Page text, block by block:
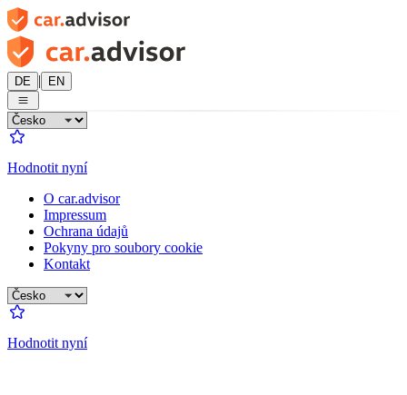
DE | EN
Hodnotit nyní
O car.advisor
Impressum
Ochrana údajů
Pokyny pro soubory cookie
Kontakt
Hodnotit nyní